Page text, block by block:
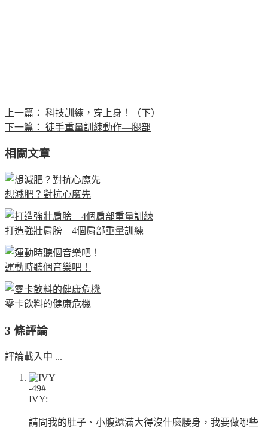
上一篇：
科技訓練，穿上身！（下）
下一篇：
徒手重量訓練動作—腿部
相關文章
想減肥？對抗心魔先
打造強壯肩膀 4個肩部重量訓練
運動時聽個音樂吧！
零卡飲料的健康危機
3 條評論
評論載入中 ...
-49#
IVY:
請問我的肚子、小腹還滿大得沒什麼腰身，我要做哪些